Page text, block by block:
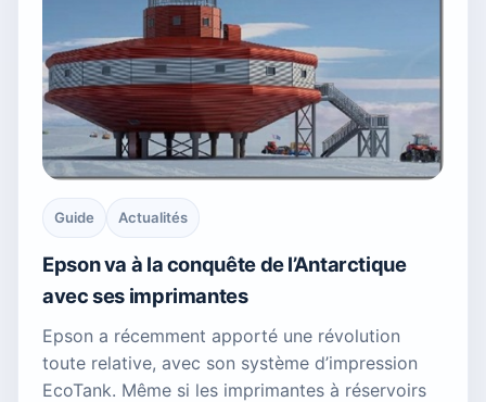
Guide Actualités
Epson va à la conquête de l’Antarctique
avec ses imprimantes
Epson a récemment apporté une révolution
toute relative, avec son système d’impression
EcoTank. Même si les imprimantes à réservoirs